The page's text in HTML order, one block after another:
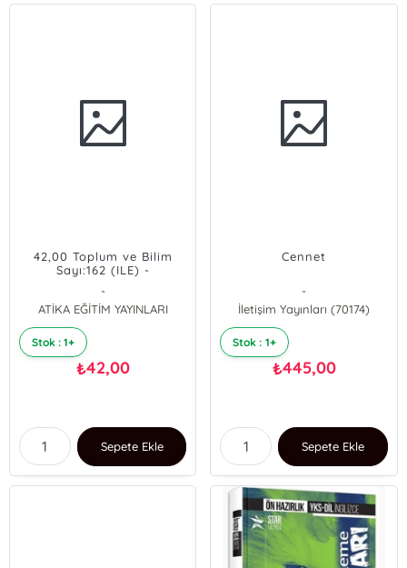
42,00 Toplum ve Bilim
Sayı:162 (ILE) -
-
ATİKA EĞİTİM YAYINLARI
Stok : 1+
₺42,00
Sepete Ekle
Cennet
-
İletişim Yayınları (70174)
Stok : 1+
₺445,00
Sepete Ekle